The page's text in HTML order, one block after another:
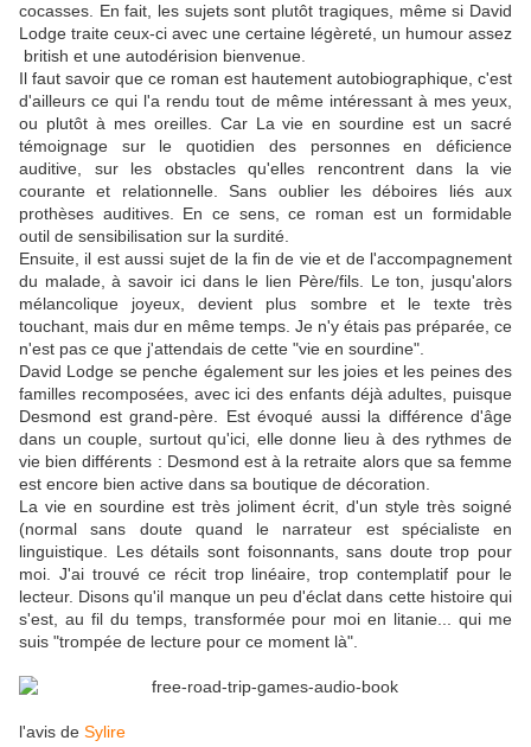
cocasses. En fait, les sujets sont plutôt tragiques, même si David
Lodge traite ceux-ci avec une certaine légèreté, un humour assez
british et une autodérision bienvenue.
Il faut savoir que ce roman est hautement autobiographique, c'est
d'ailleurs ce qui l'a rendu tout de même intéressant à mes yeux,
ou plutôt à mes oreilles. Car La vie en sourdine est un sacré
témoignage sur le quotidien des personnes en déficience
auditive, sur les obstacles qu'elles rencontrent dans la vie
courante et relationnelle. Sans oublier les déboires liés aux
prothèses auditives. En ce sens, ce roman est un formidable
outil de sensibilisation sur la surdité.
Ensuite, il est aussi sujet de la fin de vie et de l'accompagnement
du malade, à savoir ici dans le lien Père/fils. Le ton, jusqu'alors
mélancolique joyeux, devient plus sombre et le texte très
touchant, mais dur en même temps. Je n'y étais pas préparée, ce
n'est pas ce que j'attendais de cette "vie en sourdine".
David Lodge se penche également sur les joies et les peines des
familles recomposées, avec ici des enfants déjà adultes, puisque
Desmond est grand-père. Est évoqué aussi la différence d'âge
dans un couple, surtout qu'ici, elle donne lieu à des rythmes de
vie bien différents : Desmond est à la retraite alors que sa femme
est encore bien active dans sa boutique de décoration.
La vie en sourdine est très joliment écrit, d'un style très soigné
(normal sans doute quand le narrateur est spécialiste en
linguistique. Les détails sont foisonnants, sans doute trop pour
moi. J'ai trouvé ce récit trop linéaire, trop contemplatif pour le
lecteur. Disons qu'il manque un peu d'éclat dans cette histoire qui
s'est, au fil du temps, transformée pour moi en litanie... qui me
suis "trompée de lecture pour ce moment là".
l'avis de Sylire